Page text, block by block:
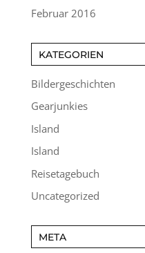
Februar 2016
KATEGORIEN
Bildergeschichten
Gearjunkies
Island
Island
Reisetagebuch
Uncategorized
META